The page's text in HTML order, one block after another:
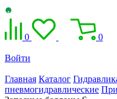
0 0
Войти
Главная Каталог
пневмогидравлические